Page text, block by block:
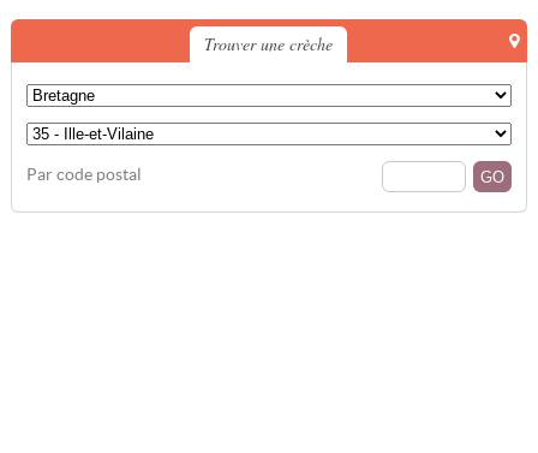
Trouver une crèche
Par code postal